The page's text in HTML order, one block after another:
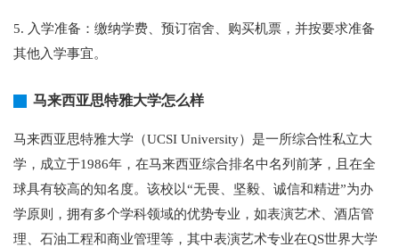
5. 入学准备：缴纳学费、预订宿舍、购买机票，并按要求准备
其他入学事宜。
马来西亚思特雅大学怎么样
马来西亚思特雅大学（UCSI University）是一所综合性私立大
学，成立于1986年，在马来西亚综合排名中名列前茅，且在全
球具有较高的知名度。该校以“无畏、坚毅、诚信和精进”为办
学原则，拥有多个学科领域的优势专业，如表演艺术、酒店管
理、石油工程和商业管理等，其中表演艺术专业在QS世界大学